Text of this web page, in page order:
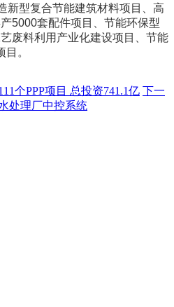
新型复合节能建筑材料项目、高
5000套配件项目、节能环保型
废料利用产业化建设项目、节能
。
个PPP项目 总投资741.1亿 下一
处理厂中控系统